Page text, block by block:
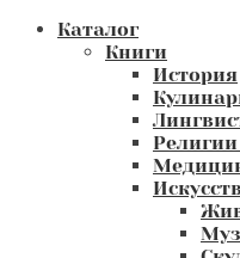
Каталог
Книги
История